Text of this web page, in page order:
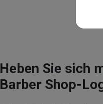
Heben Sie sich
Barber Shop-